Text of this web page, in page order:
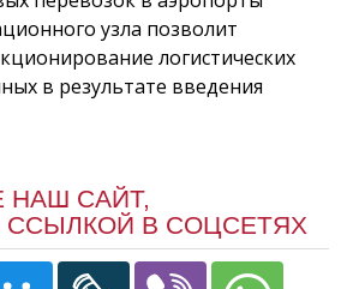
узла позволит
логистических
в результате введения
НАШ САЙТ,
ССЫЛКОЙ В СОЦСЕТЯХ